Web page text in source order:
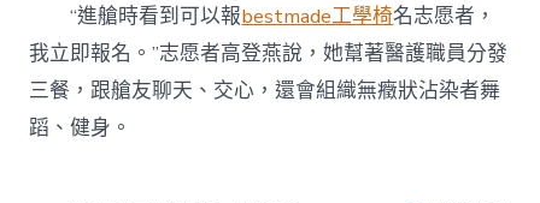
“進艙時看到可以報bestmade工學椅名志愿者，
我立即報名。”志愿者高登燕說，她幫著醫護職員分發
三餐，跟艙友聊天、交心，還會組織無癥狀沾染者舞
蹈、健身。